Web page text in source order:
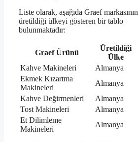
Liste olarak, aşağıda Graef markasının
üretildiği ülkeyi gösteren bir tablo
bulunmaktadır:
Graef Ürünü
Üretildiği
Ülke
Kahve Makineleri
Almanya
Ekmek Kızartma
Makineleri
Almanya
Kahve Değirmenleri
Almanya
Tost Makineleri
Almanya
Et Dilimleme
Makineleri
Almanya